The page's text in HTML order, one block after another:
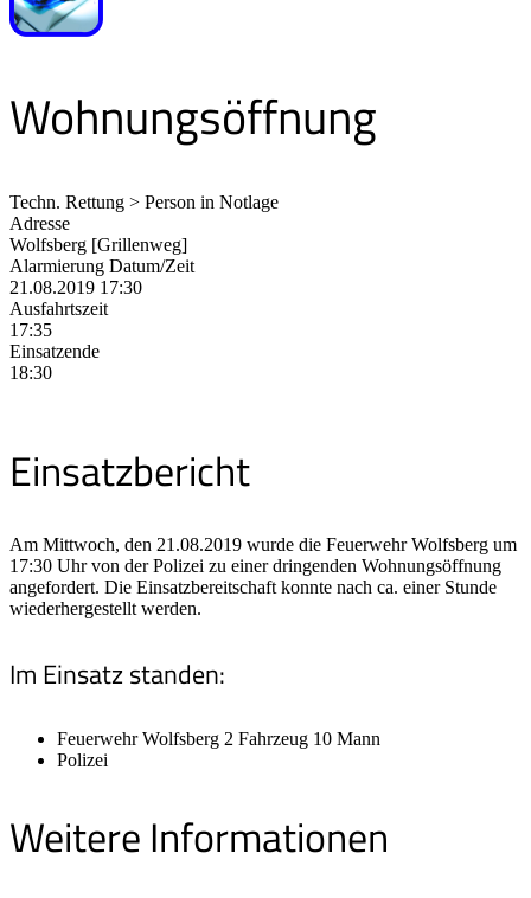
Wohnungsöffnung
Techn. Rettung > Person in Notlage
Adresse
Wolfsberg [Grillenweg]
Alarmierung Datum/Zeit
21.08.2019 17:30
Ausfahrtszeit
17:35
Einsatzende
18:30
Einsatzbericht
Am Mittwoch, den 21.08.2019 wurde die Feuerwehr Wolfsberg um
17:30 Uhr von der Polizei zu einer dringenden Wohnungsöffnung
angefordert. Die Einsatzbereitschaft konnte nach ca. einer Stunde
wiederhergestellt werden.
Im Einsatz standen:
Feuerwehr Wolfsberg 2 Fahrzeug 10 Mann
Polizei
Weitere Informationen